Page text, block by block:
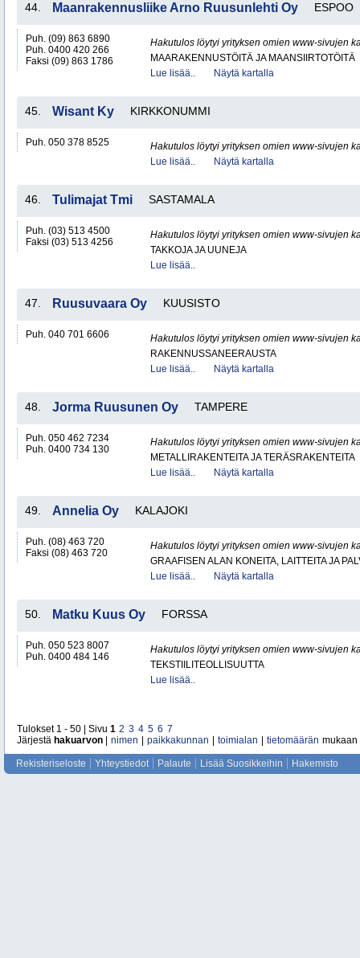
44. Maanrakennusliike Arno Ruusunlehti Oy ESPOO
Puh. (09) 863 6890
Puh. 0400 420 266
Faksi (09) 863 1786
Hakutulos löytyi yrityksen omien www-sivujen
MAARAKENNUSTÖITÄ JA MAANSIIRTOTÖITÄ
Lue lisää..
Näytä kartalla
45. Wisant Ky KIRKKONUMMI
Puh. 050 378 8525
Hakutulos löytyi yrityksen omien www-sivujen
Lue lisää..
Näytä kartalla
46. Tulimajat Tmi SASTAMALA
Puh. (03) 513 4500
Faksi (03) 513 4256
Hakutulos löytyi yrityksen omien www-sivujen
TAKKOJA JA UUNEJA
Lue lisää..
47. Ruusuvaara Oy KUUSISTO
Puh. 040 701 6606
Hakutulos löytyi yrityksen omien www-sivujen
RAKENNUSSANEERAUSTA
Lue lisää..
Näytä kartalla
48. Jorma Ruusunen Oy TAMPERE
Puh. 050 462 7234
Puh. 0400 734 130
Hakutulos löytyi yrityksen omien www-sivujen
METALLIRAKENTEITA JA TERÄSRAKENTEITA
Lue lisää..
Näytä kartalla
49. Annelia Oy KALAJOKI
Puh. (08) 463 720
Faksi (08) 463 720
Hakutulos löytyi yrityksen omien www-sivujen
GRAAFISEN ALAN KONEITA, LAITTEITA JA
Lue lisää..
Näytä kartalla
50. Matku Kuus Oy FORSSA
Puh. 050 523 8007
Puh. 0400 484 146
Hakutulos löytyi yrityksen omien www-sivujen
TEKSTIILITEOLLISUUTTA
Lue lisää..
Tulokset 1 - 50 | Sivu 1 2 3 4 5 6 7
Järjestä hakuarvon nimen paikkakunnan toimialan tietomäärän mukaan
Rekisteriseloste Yhteystiedot Palaute Lisää Suosikkeihin Hakemisto